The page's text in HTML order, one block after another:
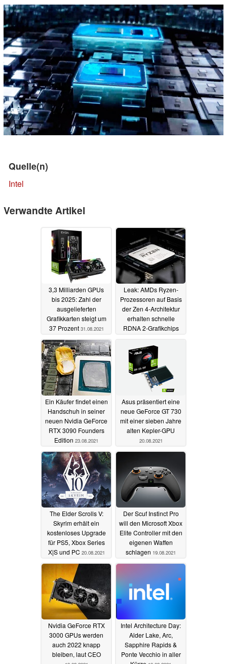
Quelle(n)
Intel
Verwandte Artikel
3,3 Milliarden GPUs
bis 2025: Zahl der
ausgelieferten
Grafikkarten steigt um
37 Prozent 31.08.2021
Leak: AMDs Ryzen-
Prozessoren auf Basis
der Zen 4-Architektur
erhalten schnelle
RDNA 2-Grafikchips
Ein Käufer findet einen
Handschuh in seiner
neuen Nvidia GeForce
RTX 3090 Founders
Edition 23.08.2021
Asus präsentiert eine
neue GeForce GT 730
mit einer sieben Jahre
alten Kepler-GPU
20.08.2021
The Elder Scrolls V:
Skyrim erhält ein
kostenloses Upgrade
für PS5, Xbox Series
X|S und PC 20.08.2021
Der Scuf Instinct Pro
will den Microsoft Xbox
Elite Controller mit den
eigenen Waffen
schlagen 19.08.2021
Nvidia GeForce RTX
3000 GPUs werden
auch 2022 knapp
bleiben, laut CEO
Intel Architecture Day:
Alder Lake, Arc,
Sapphire Rapids &
Ponte Vecchio in aller